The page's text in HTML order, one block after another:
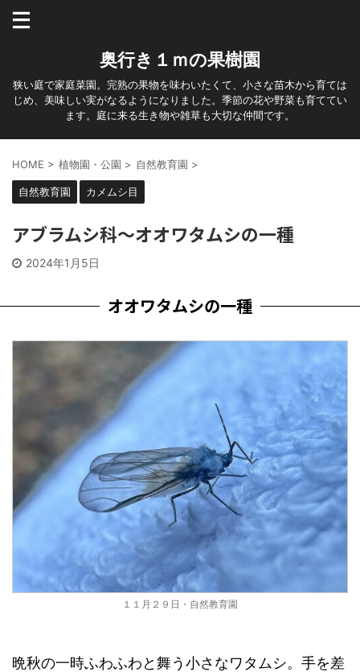
奥行き１ｍの果樹園
狭い庭で家庭菜園。完熟の果物を味わいたくて、小さな苗木から育ては
じめ、美味しい実がなるようになりました。季節の花や野菜も育ててい
ます。庭に来る生き物や雑草も大切な仲間です。
HOME > 植物園・公園 > 自然教育園 >
自然教育園 カメムシ目
アブラムシ科～オオワタムシの一種
2024年1月5日
オオワタムシの一種
１１月２９日・自然教育園
晩秋の一時ふわふわと舞う小さなワタムシ。手を差